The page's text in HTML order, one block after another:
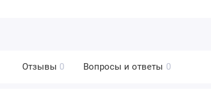
Отзывы 0 Вопросы и ответы 0